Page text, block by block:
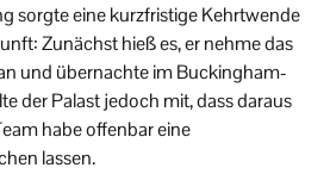
sorgte eine kurzfristige Kehrtwende
Zunächst hieß es, er nehme das
und übernachte im Buckingham-
der Palast jedoch mit, dass daraus
habe offenbar eine
lassen.